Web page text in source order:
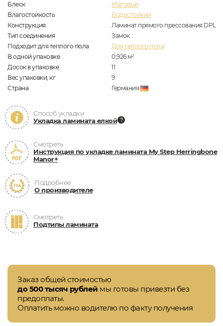
Блеск
Матовый
Влагостойкость
Водостойкий
Конструкция
Ламинат прямого прессования DPL
Тип соединения
Замок
Подходит для теплого пола
Для теплого пола
В одной упаковке
0,926 м2
Досок в упаковке
11
Вес упаковки, кг
9
Страна
Германия
Способ укладки
Укладка ламината елкой
Смотреть
Инструкция по укладке ламината My Step Herringbone
Manor+
Подробнее
О производителе
Смотреть
Подтипы ламината
Заказ общей стоимостью
до 500 тысяч рублей мы готовы привезти без
предоплаты.
Оплатить можно водителю по факту получения